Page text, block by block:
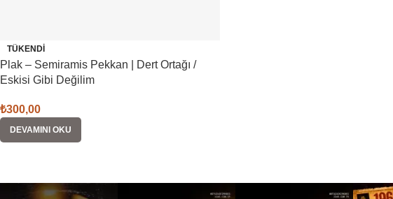
TÜKENDI
Plak – Semiramis Pekkan | Dert Ortağı /
Eskisi Gibi Değilim
₺300,00
DEVAMINI OKU